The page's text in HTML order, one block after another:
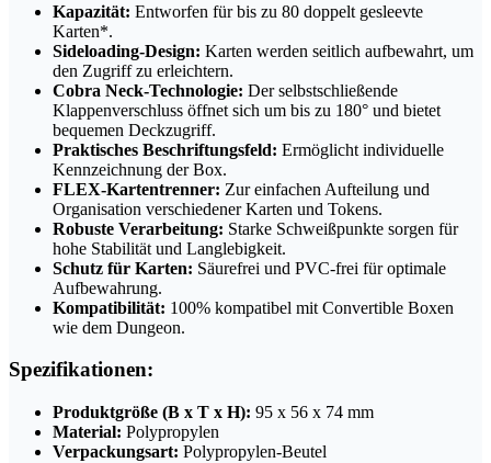
Kapazität: Entworfen für bis zu 80 doppelt gesleevte
Karten*.
Sideloading-Design: Karten werden seitlich aufbewahrt, um
den Zugriff zu erleichtern.
Cobra Neck-Technologie: Der selbstschließende
Klappenverschluss öffnet sich um bis zu 180° und bietet
bequemen Deckzugriff.
Praktisches Beschriftungsfeld: Ermöglicht individuelle
Kennzeichnung der Box.
FLEX-Kartentrenner: Zur einfachen Aufteilung und
Organisation verschiedener Karten und Tokens.
Robuste Verarbeitung: Starke Schweißpunkte sorgen für
hohe Stabilität und Langlebigkeit.
Schutz für Karten: Säurefrei und PVC-frei für optimale
Aufbewahrung.
Kompatibilität: 100% kompatibel mit Convertible Boxen
wie dem Dungeon.
Spezifikationen:
Produktgröße (B x T x H): 95 x 56 x 74 mm
Material: Polypropylen
Verpackungsart: Polypropylen-Beutel